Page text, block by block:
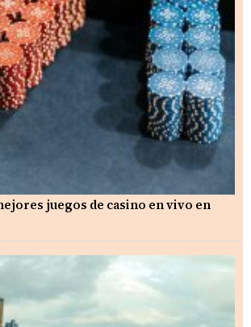
juegos de casino en vivo en